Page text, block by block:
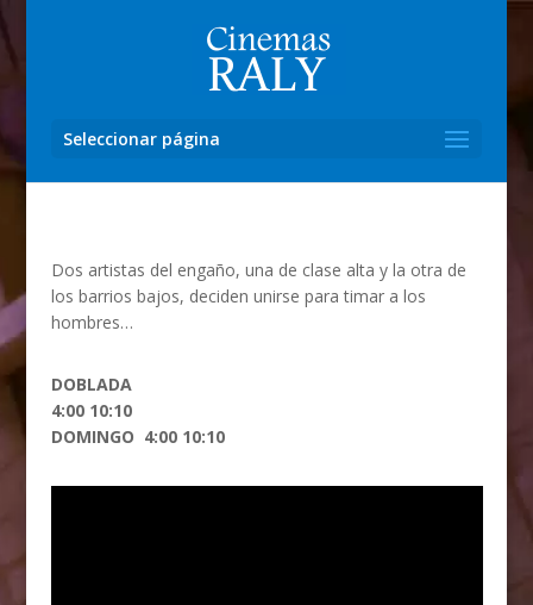
Seleccionar página
Dos artistas del engaño, una de clase alta y la otra de
los barrios bajos, deciden unirse para timar a los
hombres…
DOBLADA
4:00 10:10
DOMINGO 4:00 10:10